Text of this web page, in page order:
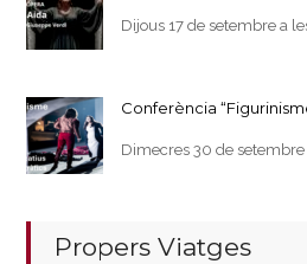
Dijous 17 de setembre a
Conferència
Dimecres 30 de setembre
Propers Viatges